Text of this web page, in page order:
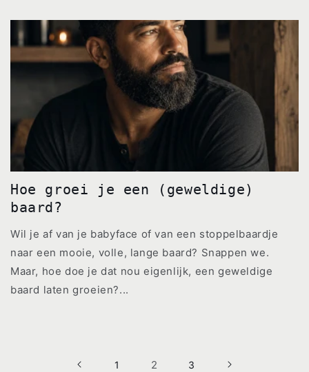
Hoe groei je een (geweldige)
baard?
Wil je af van je babyface of van een stoppelbaardje
naar een mooie, volle, lange baard? Snappen we.
Maar, hoe doe je dat nou eigenlijk, een geweldige
baard laten groeien?...
1 2 3